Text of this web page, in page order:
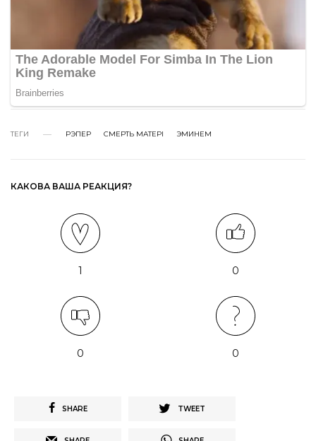
ТЕГИ РЭПЕР СМЕРТЬ МАТЕРІ ЭМИНЕМ
КАКОВА ВАША РЕАКЦИЯ?
1 0
0 0
SHARE TWEET